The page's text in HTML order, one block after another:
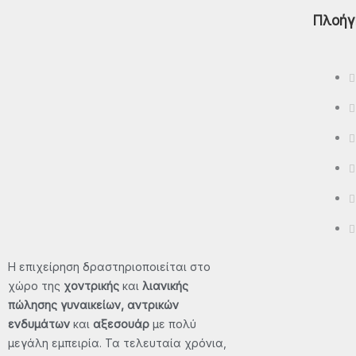
X
Η επιχείρηση δραστηριοποιείται στο
χώρο της χοντρικής και λιανικής
πώλησης γυναικείων, αντρικών
ενδυμάτων και αξεσουάρ με πολύ
μεγάλη εμπειρία. Τα τελευταία χρόνια,